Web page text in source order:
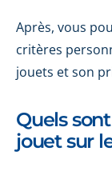
Après, vous
critères
jouets et son
Quels
jouet sur